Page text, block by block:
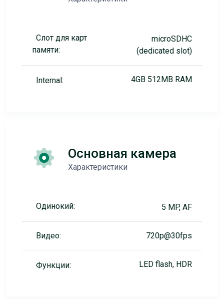
Слот для карт
памяти:
microSDHC
(dedicated slot)
Internal: 4GB 512MB RAM
Основная камера
Характеристики
Одинокий: 5 MP, AF
Видео: 720p@30fps
Функции: LED flash, HDR